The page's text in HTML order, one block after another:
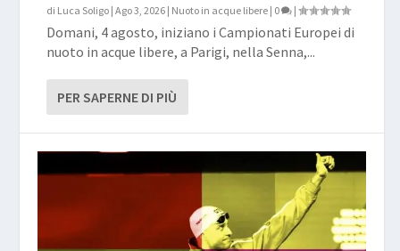
di Luca Soligo |Ago 3, 2026 | Nuoto in acque libere | 0 |
Domani, 4 agosto, iniziano i Campionati Europei di
nuoto in acque libere, a Parigi, nella Senna,...
PER SAPERNE DI PIÙ